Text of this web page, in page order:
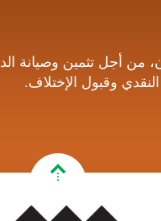
من أجل تثمين وصيانة
وقبول الإختلاف.